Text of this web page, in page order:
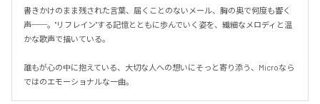
書きかけのまま残された言葉、届くことのないメール、胸の奥で何度も響く
声──。"リフレイン"する記憶とともに歩んでいく姿を、繊細なメロディと温
かな歌声で描いている。
誰もが心の中に抱えている、大切な人への想いにそっと寄り添う、Microなら
ではのエモーショナルな一曲。